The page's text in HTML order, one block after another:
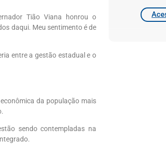
Tião Viana honrou o
daqui. Meu sentimento é de
entre a gestão estadual e o
da população mais
sendo contempladas na